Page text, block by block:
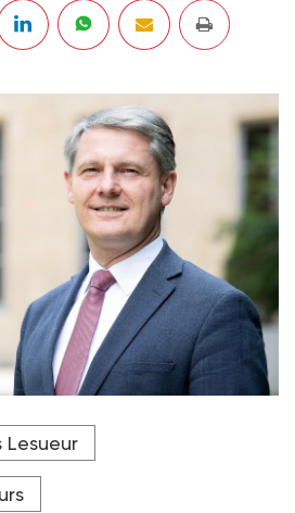
de la PJJ, annonce la
l'outil de suivi des jeunes,
Ministere de la Justice
Lesueur